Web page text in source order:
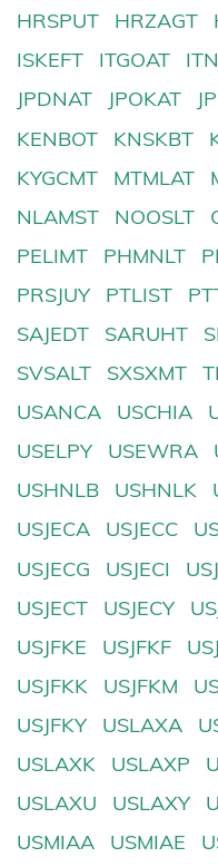
HRSPUT HRZAGT
ISKEFT
ITGOAT
JPDNAT
JPOKAT
KENBOT
KNSKBT
KYGCMT
MTMLAT
NLAMST
NOOSLT
PELIMT
PHMNLT
PRSJUY
PTLIST
SAJEDT
SARUHT
SVSALT
SXSXMT
USANCA
USCHIA
USELPY
USEWRA
USHNLB
USHNLK
USJECA
USJECC
USJECG
USJECI
USJECT
USJECY
USJFKE
USJFKF
USJFKK
USJFKM
USJFKY
USLAXA
USLAXK
USLAXP
USLAXU
USLAXY
USMIAA
USMIAE